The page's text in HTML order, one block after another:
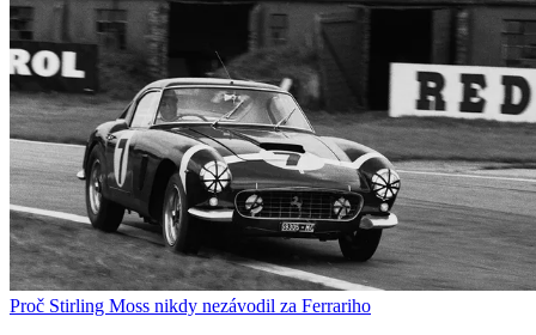
Proč Stirling Moss nikdy nezávodil za Ferrariho